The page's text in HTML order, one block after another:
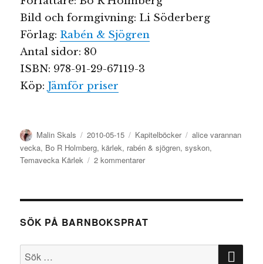
Bild och formgivning: Li Söderberg
Förlag: Rabén & Sjögren
Antal sidor: 80
ISBN: 978-91-29-67119-3
Köp: Jämför priser
Författare
Malin Skals
Publicerat
den
2010-05-15 Kategorier
Kapitelböcker Etiketter
alice varannan
vecka, Bo R Holmberg,kärlek, rabén & sjögren,syskon,
Temavecka Kärlek
2 kommentarertill
till
bonussyskon
SÖK PÅ BARNBOKSPRAT
Sök